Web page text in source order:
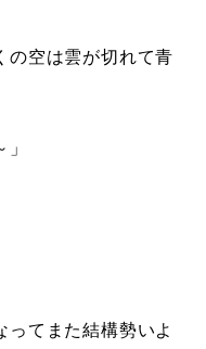
の空は雲が切れて青
ってまた結構勢いよ